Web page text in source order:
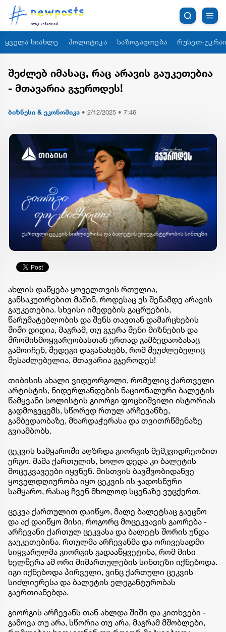
ყველა სიახლე პოლიტიკა საზოგადოება რუსეთ-
შეძლებ იმასაც, რაც არავის გაუკეთებია
- მთავარია გჯეროდეს!
ბიზნესი & ეკონომიკა • 2/12/2025 • 7:46
ახლის დაწყება ყოველთვის რთულია,
განსაკუთრებით მაშინ, როდესაც ეს შენამდე არავის
გაუკეთებია. სხვისი იმედების გაცრუების,
წარუმატებლობის და შენს თავთან დამარცხების
შიში დიდია, მაგრამ, თუ გჯერა შენი მიზნების და
შრომისმოყვარეობასთან ერთად გამბედაობასაც
გამოიჩენ, შედეგი დაგანახებს, რომ შეუძლებელიც
შესაძლებელია, მთავარია გჯეროდეს!
თიბისის ახალი ვიდეორგოლი, რომელიც ქართველი
არტისტის, ნიდერლანდების ნაციონალური ბალეტის
წამყვანი სოლისტის გიორგი ფოცხიშვილი ისტორიას
გადმოგვცემს, სწორედ რთულ არჩევანზე,
გამბედაობაზე, მხარდაჭერასა და თვითრწმენაზე
გვიამბობს.
ცეკვის სამყაროში აღზრდა გიორგის მემკვიდრეობით
ერგო. მამა ქართულის, ხოლო დედა კი ბალეტის
მოცეკვავეები იყვნენ. მისთვის ბავშვობიდანვე
ყოველდღიურობა იყო ცეკვის ის ჯადოსნური
სამყარო, რასაც ჩვენ მხოლოდ სცენაზე ვუცქერთ.
ცეკვა ქართულით დაიწყო, მალე ბალეტსაც გაეცნო
და აქ დაიწყო მისი, როგორც მოცეკვავის გაორება -
არჩევანი ქართულ ცეკვასა და ბალეტს შორის უნდა
გაეკეთებინა. რთულმა არჩევანმა და ორივესადმი
სიყვარულმა გიორგის გადააწყვეტინა, რომ მისი
ხელწერა ამ ორი მიმართულების სინთეზი იქნებოდა.
იგი იქნებოდა პირველი, ვინც ქართული ცეკვის
სიძლიერესა და ბალეტის ელეგანტურობას
გაერთიანებდა.
გიორგის არჩევანს თან ახლდა შიში და კითხვები -
გამოვა თუ არა, სწორია თუ არა, მაგრამ მშობლები,